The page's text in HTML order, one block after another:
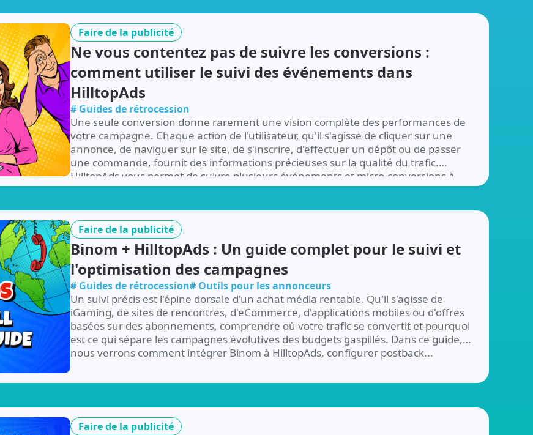
Faire de la publicité
Ne vous contentez pas de suivre les conversions :
comment utiliser le suivi des événements dans
HilltopAds
# Guides de rétrocession
Une seule conversion donne rarement une vision complète des performances de
votre campagne. Chaque action de l'utilisateur, qu'il s'agisse de cliquer sur une
annonce, de naviguer sur le site, de s'inscrire, d'effectuer un dépôt ou de passer
une commande, fournit des informations précieuses sur la qualité du trafic.
HilltopAds vous permet de suivre plusieurs événements et micro-conversions à
l'aide de paramètres flexibles appelés « objectifs », offrant ainsi…
Faire de la publicité
Binom + HilltopAds : Un guide complet pour le suivi et
l'optimisation des campagnes
# Guides de rétrocession# Outils pour les annonceurs
Un suivi précis est l'épine dorsale d'un achat média rentable. Qu'il s'agisse de
iGaming, de sites de rencontres, d'eCommerce, d'applications mobiles ou d'offres
basées sur des abonnements, comprendre où votre trafic se convertit et pourquoi
est ce qui sépare les campagnes évolutives des budgets gaspillés. Dans ce guide,
nous verrons comment intégrer Binom à HilltopAds, configurer postback...
Faire de la publicité